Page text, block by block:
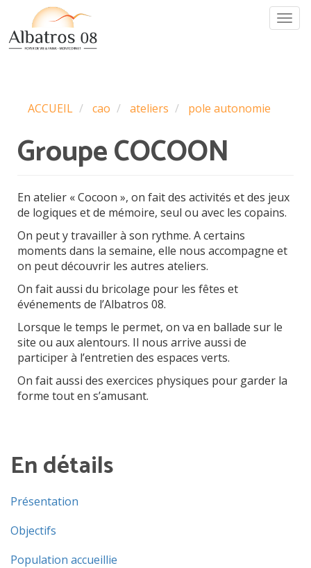
contenu
principal
ACCUEIL cao ateliers pole autonomie
Groupe COCOON
En atelier « Cocoon », on fait des activités et des jeux
de logiques et de mémoire, seul ou avec les copains.
On peut y travailler à son rythme. A certains
moments dans la semaine, elle nous accompagne et
on peut découvrir les autres ateliers.
On fait aussi du bricolage pour les fêtes et
événements de l’Albatros 08.
Lorsque le temps le permet, on va en ballade sur le
site ou aux alentours. Il nous arrive aussi de
participer à l’entretien des espaces verts.
On fait aussi des exercices physiques pour garder la
forme tout en s’amusant.
En détails
Présentation
Objectifs
Population accueillie